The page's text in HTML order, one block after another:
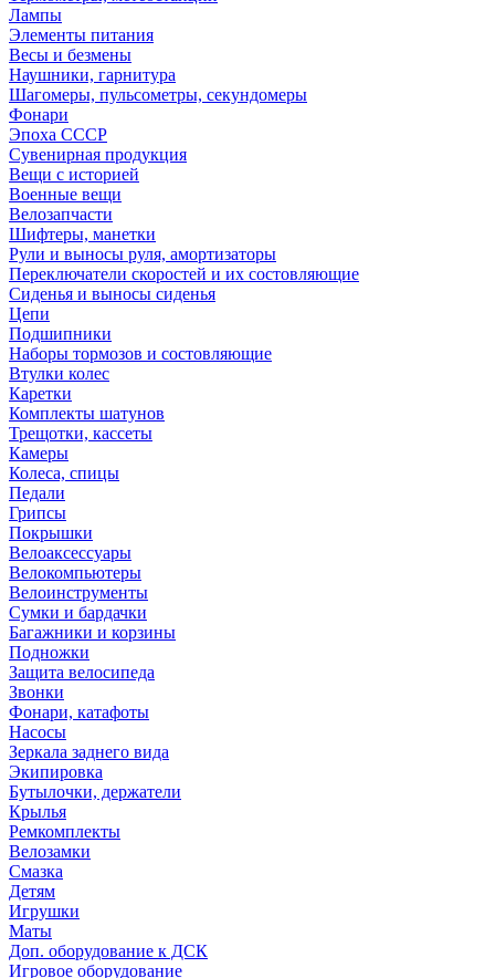
Лампы
Элементы питания
Весы и безмены
Наушники, гарнитура
Шагомеры, пульсометры, секундомеры
Фонари
Эпоха СССР
Сувенирная продукция
Вещи с историей
Военные вещи
Велозапчасти
Шифтеры, манетки
Рули и выносы руля, амортизаторы
Переключатели скоростей и их состовляющие
Сиденья и выносы сиденья
Цепи
Подшипники
Наборы тормозов и состовляющие
Втулки колес
Каретки
Комплекты шатунов
Трещотки, кассеты
Камеры
Колеса, спицы
Педали
Грипсы
Покрышки
Велоаксессуары
Велокомпьютеры
Велоинструменты
Сумки и бардачки
Багажники и корзины
Подножки
Защита велосипеда
Звонки
Фонари, катафоты
Насосы
Зеркала заднего вида
Экипировка
Бутылочки, держатели
Крылья
Ремкомплекты
Велозамки
Смазка
Детям
Игрушки
Маты
Доп. оборудование к ДСК
Игровое оборудование